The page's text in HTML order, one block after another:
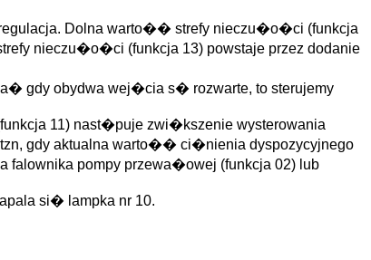
Dolna warto�� strefy nieczu�o�ci (funkcja
nieczu�o�ci (funkcja 13) powstaje przez dodanie
gdy obydwa wej�cia s� rozwarte, to sterujemy
11) nast�puje zwi�kszenie wysterowania
tzn, gdy aktualna warto�� ci�nienia dyspozycyjnego
pompy przewa�owej (funkcja 02) lub
si� lampka nr 10.